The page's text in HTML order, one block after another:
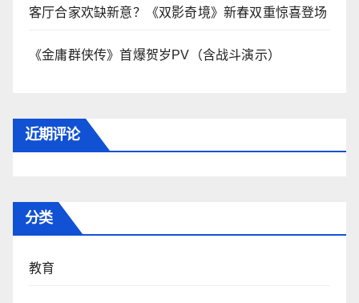
客厅合家欢缺新意？《双影奇境》新春双重惊喜登场
《金庸群侠传》首爆贺岁PV（含战斗演示）
近期评论
分类
教育